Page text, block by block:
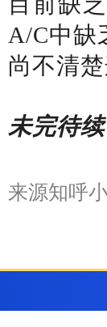
A/C中缺
尚不清
未完待
来源知呼